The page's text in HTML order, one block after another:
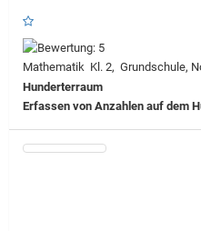
Mathematik Kl. 2, Grundschule,
Hunderterraum
Erfassen von Anzahlen auf dem